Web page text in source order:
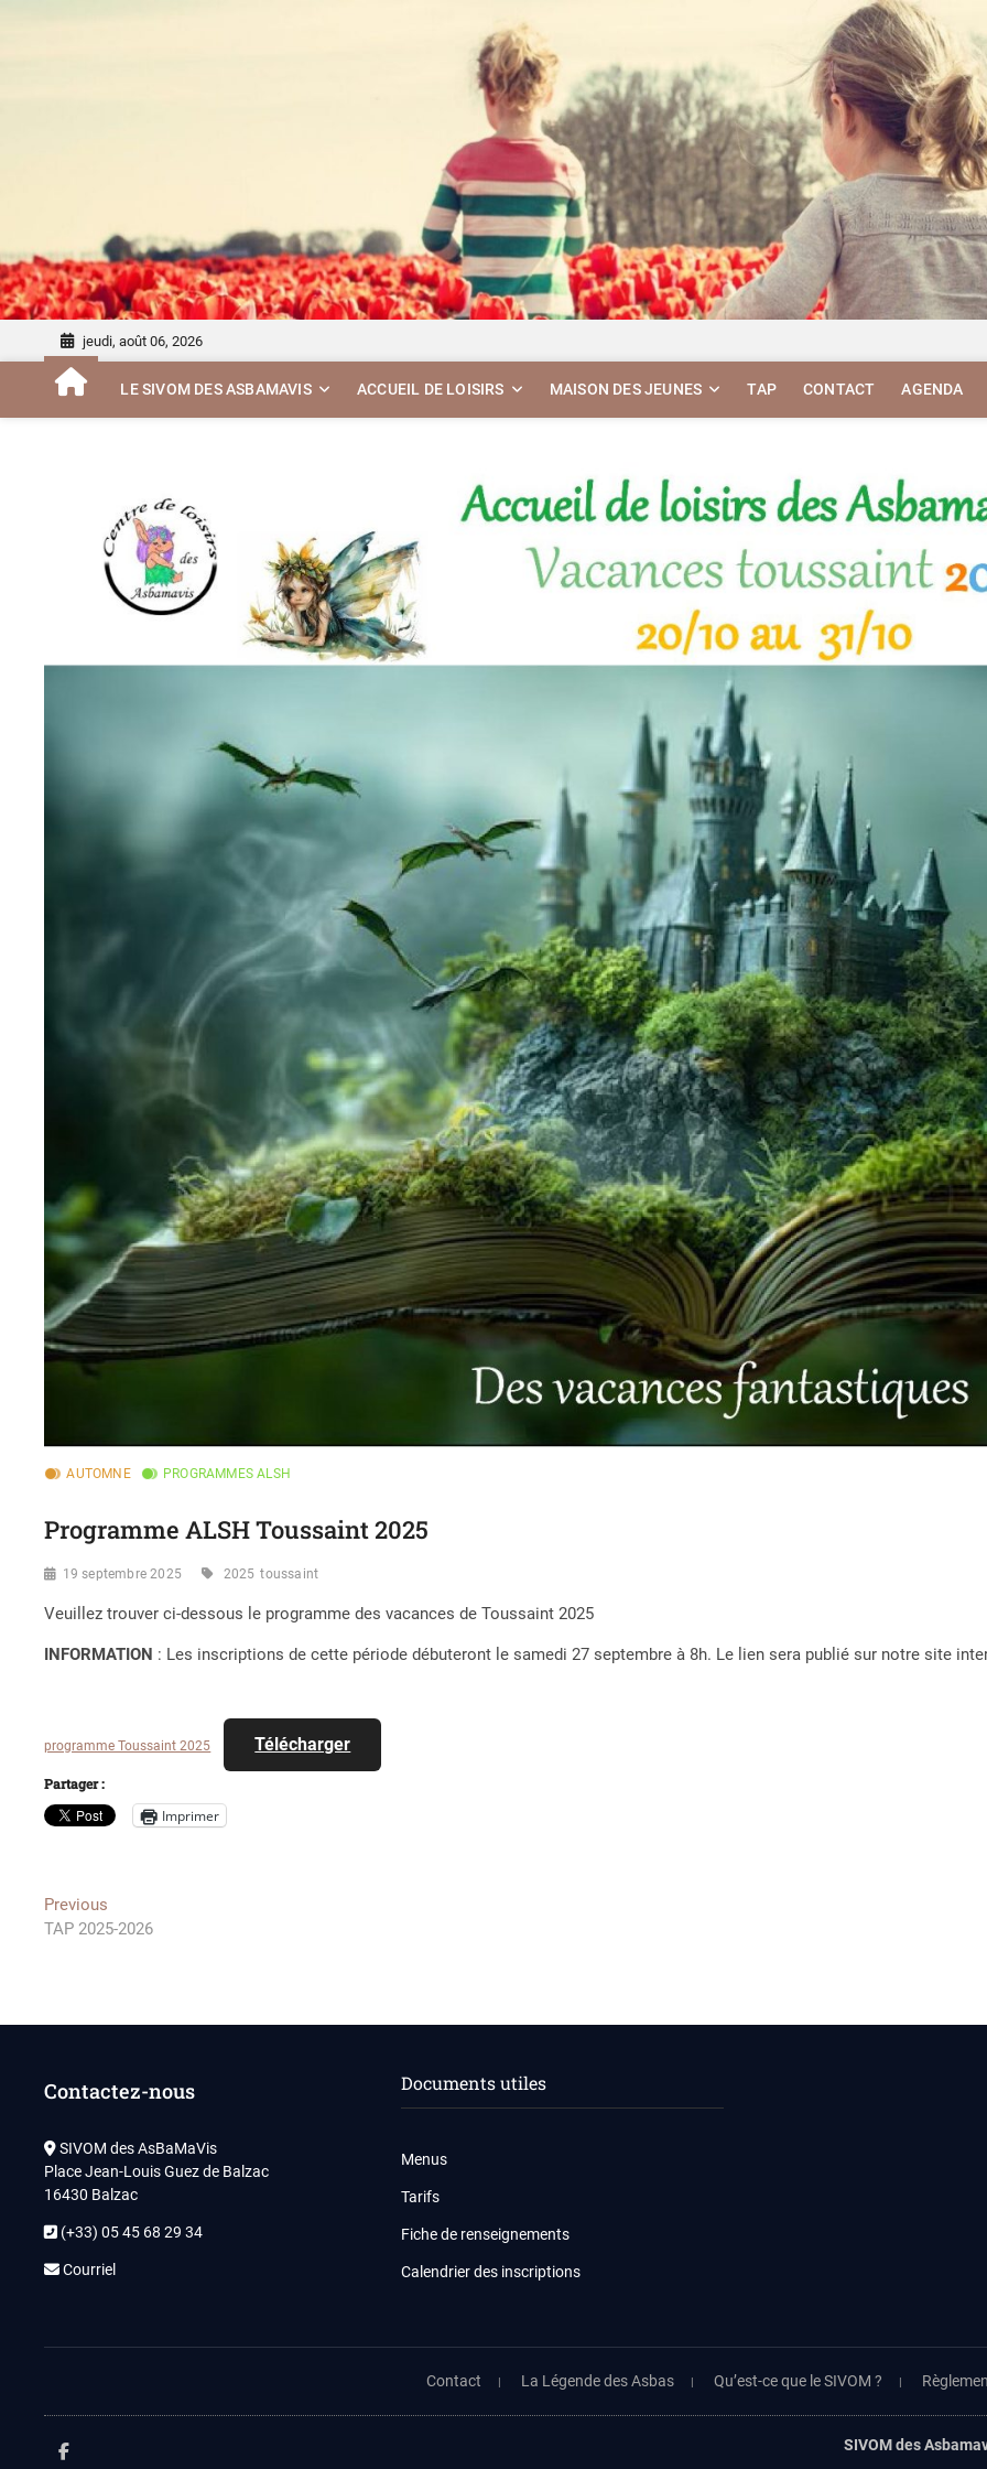
jeudi, août 06, 2026
LE SIVOM DES ASBAMAVIS ACCUEIL DE LOISIRS MAISON DES JEUNES TAP CONTACT AGENDA
AUTOMNE PROGRAMMES ALSH
Programme ALSH Toussaint 2025
19 septembre 2025 2025 toussaint
Veuillez trouver ci-dessous le programme des vacances de Toussaint 2025
INFORMATION : Les inscriptions de cette période débuteront le samedi 27 septembre à 8h. Le lien sera publié sur notre site
programme Toussaint 2025 Télécharger
Partager :
Imprimer
Navigation
de
Previous
post:
TAP 2025-2026
Contactez-nous
SIVOM des AsBaMaVis
Place Jean-Louis Guez de Balzac
16430 Balzac
(+33) 05 45 68 29 34
Courriel
Documents utiles
Menus
Tarifs
Fiche de renseignements
Calendrier des inscriptions
Contact La Légende des Asbas Qu’est-ce que le SIVOM ?
facebook SIVOM des